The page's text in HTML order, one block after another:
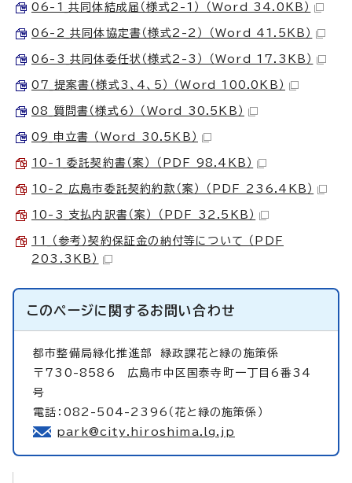
06-1_共同体結成届（様式2-1） （Word 34.0KB）
06-2_共同体協定書（様式2-2） （Word 41.5KB）
06-3_共同体委任状（様式2-3） （Word 17.3KB）
07_提案書（様式3、4、5） （Word 100.0KB）
08_質問書（様式6） （Word 30.5KB）
09_申立書 （Word 30.5KB）
10-1_委託契約書（案） （PDF 98.4KB）
10-2_広島市委託契約約款（案） （PDF 236.4KB）
10-3_支払内訳書（案） （PDF 32.5KB）
11_（参考）契約保証金の納付等について （PDF
203.3KB）
このページに関するお問い合わせ
都市整備局緑化推進部緑政課花と緑の施策係
〒730-8586 広島市中区国泰寺町一丁目6番34
号
電話：082-504-2396（花と緑の施策係）
park@city.hiroshima.lg.jp